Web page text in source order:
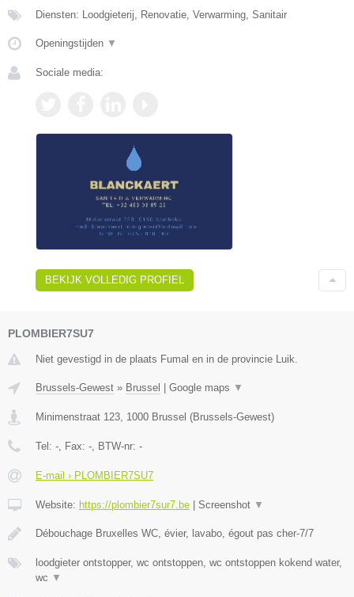
Diensten: Loodgieterij, Renovatie, Verwarming, Sanitair
Openingstijden ▼
Sociale media:
BEKIJK VOLLEDIG PROFIEL
PLOMBIER7SU7
Niet gevestigd in de plaats Fumal en in de provincie Luik.
Brussels-Gewest » Brussel | Google maps ▼
Minimenstraat 123 1000 Brussel (Brussels-Gewest)
Tel: - , Fax: - , BTW-nr: -
E-mail › PLOMBIER7SU7
Website: https://plombier7sur7.be | Screenshot ▼
Débouchage Bruxelles WC, évier, lavabo, égout pas cher-7/7
loodgieter ontstopper, wc ontstoppen, wc ontstoppen kokend water,
wc ▼